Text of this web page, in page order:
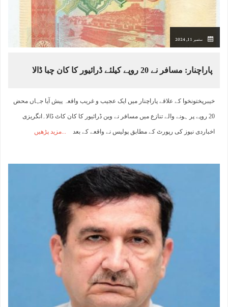
ستمبر 11, 2024
پاراچنار: مسافر نے 20 روپے کیلئے ڈرائیور کا کان چبا ڈالا
خیبرپختونخوا کے علاقے پاراچنار میں ایک عجیب و غریب واقعہ پیش آیا جہاں محض
20 روپے پر ہونے والے تنازع میں مسافر نے وین ڈرائیور کا کان کاٹ ڈالا۔انگریزی
اخباردی نیوز کی رپورٹ کے مطابق پولیس نے واقعے کے بعد مزید پڑھیں